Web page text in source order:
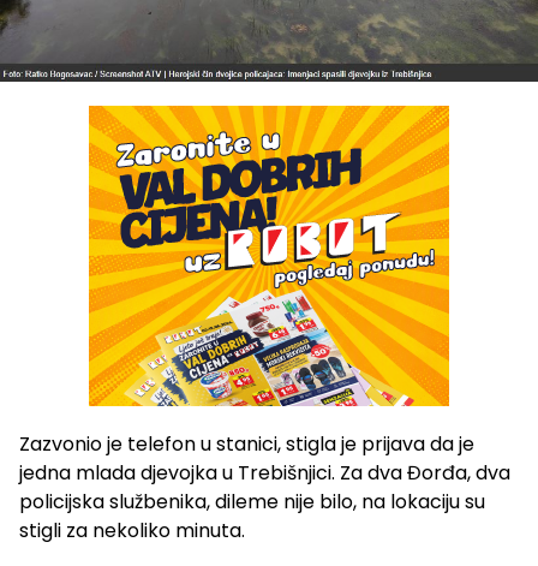
Zazvonio je telefon u stanici, stigla je prijava da je
jedna mlada djevojka u Trebišnjici. Za dva Đorđa, dva
policijska službenika, dileme nije bilo, na lokaciju su
stigli za nekoliko minuta.